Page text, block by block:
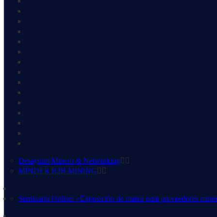
Desayuno Minero & Networking
MINDER B2B MINING
Seminario Online: «Exposición de marca para proveedores